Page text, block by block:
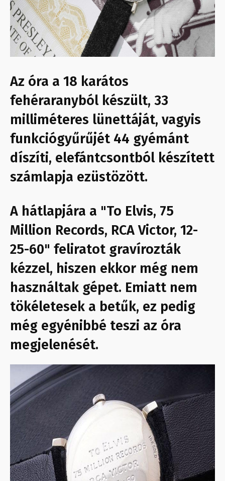
Az óra a 18 karátos
fehéraranyból készült, 33
milliméteres lünettáját, vagyis
funkciógyűrűjét 44 gyémánt
díszíti, elefántcsontból készített
számlapja ezüstözött.
A hátlapjára a "To Elvis, 75
Million Records, RCA Victor, 12-
25-60" feliratot gravírozták
kézzel, hiszen ekkor még nem
használtak gépet. Emiatt nem
tökéletesek a betűk, ez pedig
még egyénibbé teszi az óra
megjelenését.